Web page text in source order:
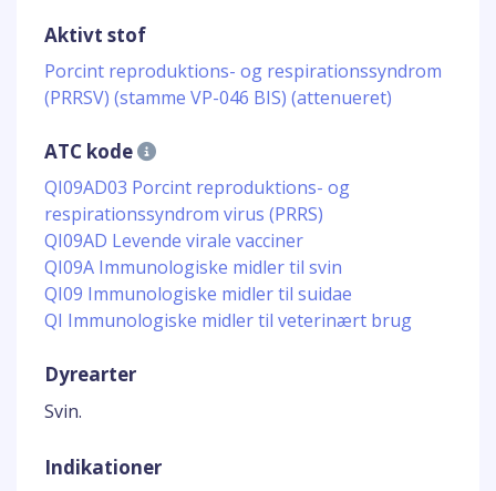
Aktivt stof
Porcint reproduktions- og respirationssyndrom
(PRRSV) (stamme VP-046 BIS) (attenueret)
ATC kode
QI09AD03 Porcint reproduktions- og
respirationssyndrom virus (PRRS)
QI09AD Levende virale vacciner
QI09A Immunologiske midler til svin
QI09 Immunologiske midler til suidae
QI Immunologiske midler til veterinært brug
Dyrearter
Svin.
Indikationer